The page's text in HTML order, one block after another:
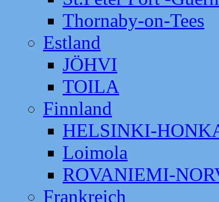
Thornaby-on-Tees
Estland
JÖHVI
TOILA
Finnland
HELSINKI-
Loimola
ROVANIEMI-
Frankreich